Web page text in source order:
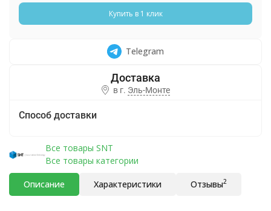
Купить в 1 клик
Telegram
в г. Эль-Монте
Способ доставки
Все товары SNT
Все товары категории
Описание Характеристики Отзывы2